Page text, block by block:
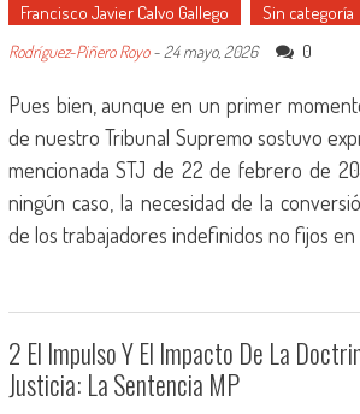
Francisco Javier Calvo Gallego Sin categoría
Rodríguez-Piñero Royo- 24 mayo, 2026 0
Pues bien, aunque en un primer
de nuestro Tribunal Supremo sostuvo
mencionada STJ de 22 de febrero de
ningún caso, la necesidad de la
de los trabajadores indefinidos no fijos en
2 El Impulso Y El Impacto De La
Justicia: La Sentencia MP